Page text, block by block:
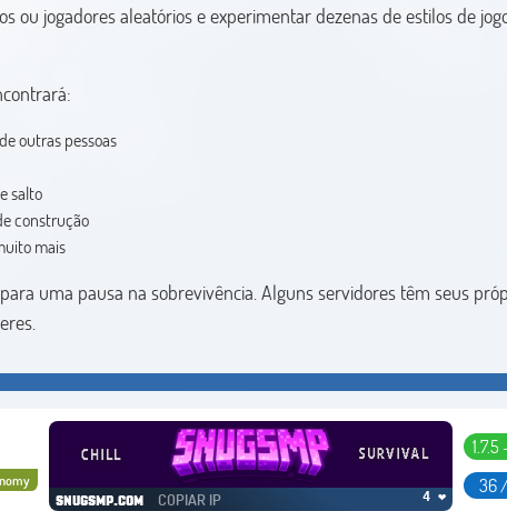
ou jogadores aleatórios e experimentar dezenas de estilos de
outras pessoas
salto
construção
mais
uma pausa na sobrevivência. Alguns servidores têm seus
snugsmp.com COPIAR IP 4 ❤
36